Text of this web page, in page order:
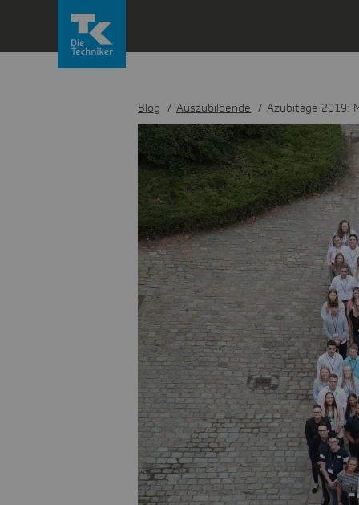
wechseln
Blog Auszubildende Azubitage 2019: